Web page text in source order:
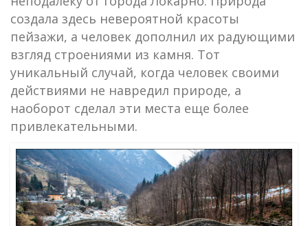
создала здесь невероятной красоты
пейзажи, а человек дополнил их радующими
взгляд строениями из камня. Тот
уникальный случай, когда человек своими
действиями не навредил природе, а
наоборот сделал эти места еще более
привлекательными.